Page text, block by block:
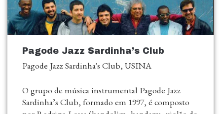
Pagode Jazz Sardinha’s Club
Pagode Jazz Sardinha's Club, USINA
O grupo de música instrumental Pagode Jazz
Sardinha’s Club, formado em 1997, é composto